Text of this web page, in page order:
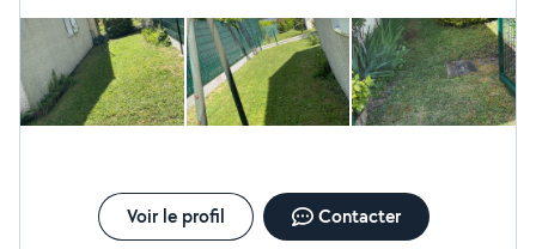
Voir le profil Contacter